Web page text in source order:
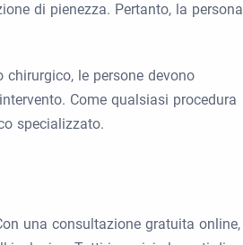
di pienezza. Pertanto, la persona
le persone devono
Come qualsiasi procedura
specializzato.
una consultazione gratuita